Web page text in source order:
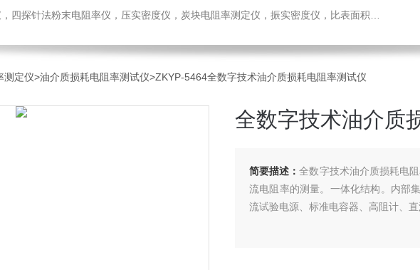
电阻率仪，压实密度仪，炭块电阻率测定仪，振实密度仪，比表面积测试仪，真密度仪，炭块热膨胀仪，炭块透气率仪，炭块二氧化碳反应测定仪
测定仪>油介质损耗电阻率测试仪>ZKYP-5464全数字技术油介质损耗电阻率测试仪
全数字技术油介质
简要描述：全数字技术油介质损耗电
流电阻率的测量。一体化结构。内部
流试验电源、标准电容器、高阻计、直